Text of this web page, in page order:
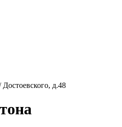
Достоевского, д.48